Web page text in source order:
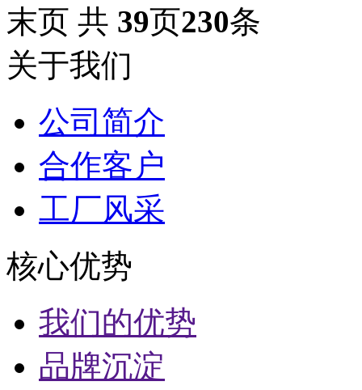
末页 共 39页230条
关于我们
公司简介
合作客户
工厂风采
核心优势
我们的优势
品牌沉淀